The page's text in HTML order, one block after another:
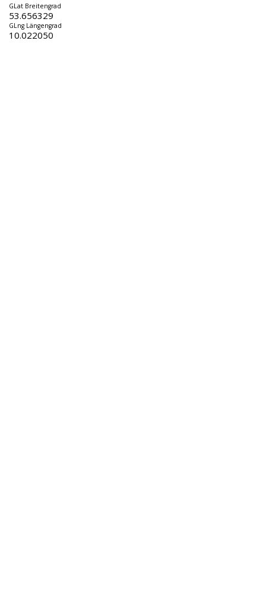
GLat Breitengrad
53.656329
GLng Längengrad
10.022050